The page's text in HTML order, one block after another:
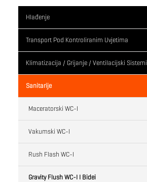
Hlađenje
Transport Pod Kontroliranim Uvjetima
Klimatizacija / Grijanje / Ventilacijski Sistemi
Sanitarije
Maceratorski WC-I
Vakumski WC-I
Rush Flash WC-I
Gravity Flush WC-I I Bidei